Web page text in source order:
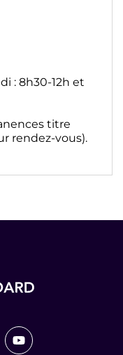
: 8h30-12h et
titre
rendez-vous).
Facebook
compte Instagram
vers le compte
Lien vers la